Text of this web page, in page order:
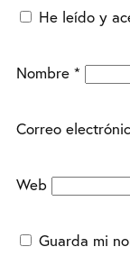
He leído y
Nombre *
Correo
Web
Guarda mi